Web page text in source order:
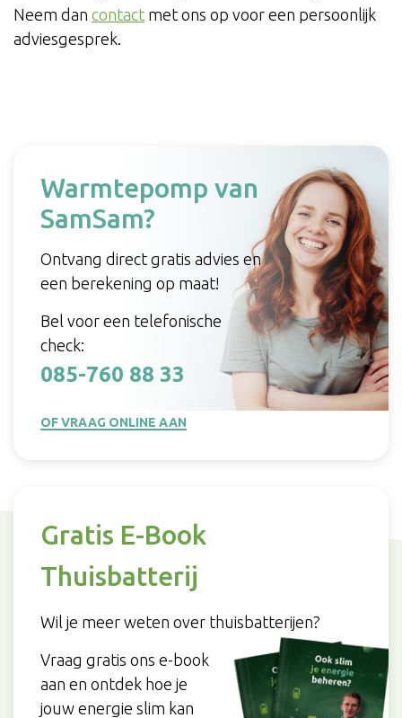
Neem dan contact met ons op voor een persoonlijk
adviesgesprek.
Warmtepomp van
SamSam?
Ontvang direct gratis advies en
een berekening op maat!
Bel voor een telefonische
check:
085-760 88 33
OF VRAAG ONLINE AAN
Gratis E-Book
Thuisbatterij
Wil je meer weten over thuisbatterijen?
Vraag gratis ons e-book
aan en ontdek hoe je
jouw energie slim kan